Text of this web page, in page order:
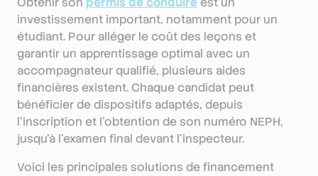
investissement important, notamment pour un
étudiant. Pour alléger le coût des leçons et
garantir un apprentissage optimal avec un
accompagnateur qualifié, plusieurs aides
financières existent. Chaque candidat peut
bénéficier de dispositifs adaptés, depuis
l’inscription et l’obtention de son numéro NEPH,
jusqu’à l’examen final devant l’inspecteur.
Voici les principales solutions de financement